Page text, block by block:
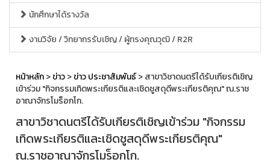
นักศึกษาได้รางวัล
งานวิจัย / วิทยากรรับเชิญ / ผู้ทรงคุณวุฒิ / R2R
หน้าหลัก>ข่าว>ข่าว ประชาสัมพันธ์> สาขาวิชาดนตรีได้รับเกียรติเชิญ
เข้าร่วม "กิจกรรมเทิดพระเกียรติและเชิดชูสดุดีพระเกียรติคุณ" ณ.ราช
อาณาจักรโมร็อกโก.
สาขาวิชาดนตรีได้รับเกียรติเชิญเข้าร่วม "กิจกรรม
เทิดพระเกียรติและเชิดชูสดุดีพระเกียรติคุณ"
ณ.ราชอาณาจักรโมร็อกโก.